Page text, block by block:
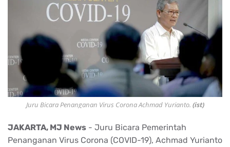
Juru Bicara Penanganan Virus Corona Achmad Yurianto. (ist)
JAKARTA, MJ News - Juru Bicara Pemerintah
Penanganan Virus Corona (COVID-19), Achmad Yurianto